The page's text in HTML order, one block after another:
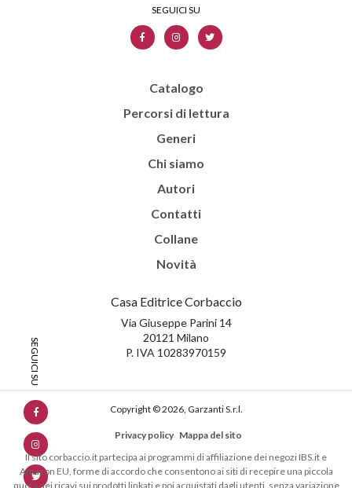
Catalogo
Percorsi di lettura
Generi
Chi siamo
Autori
Contatti
Collane
Novità
Casa Editrice Corbaccio
Via Giuseppe Parini 14
20121 Milano
P. IVA 10283970159
Copyright © 2026, Garzanti S.r.l.
Privacy policy Mappa del sito
Il sito corbaccio.it partecipa ai programmi di affiliazione dei negozi IBS.it e
Amazon EU, forme di accordo che consentono ai siti di recepire una piccola
quota dei ricavi sui prodotti linkati e poi acquistati dagli utenti, senza variazione